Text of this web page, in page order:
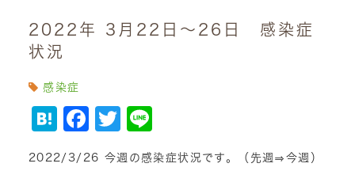
2022年 3月22日～26日 感染症
状況
感染症
Hatena
Facebook
Twitter
2022/3/26 今週の感染症状況です。（先週⇒今週）